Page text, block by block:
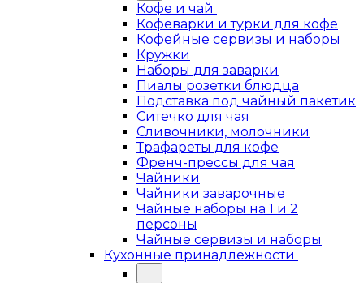
Кофе и чай
Кофеварки и турки для кофе
Кофейные сервизы и наборы
Кружки
Наборы для заварки
Пиалы розетки блюдца
Подставка под чайный пакетик
Ситечко для чая
Сливочники, молочники
Трафареты для кофе
Френч-прессы для чая
Чайники
Чайники заварочные
Чайные наборы на 1 и 2
персоны
Чайные сервизы и наборы
Кухонные принадлежности